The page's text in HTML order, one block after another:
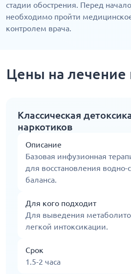
стадии обострения. Перед
необходимо пройти
контролем врача.
Цены на лечение
Классическая
наркотиков
Описание
Базовая инфузионная
для восстановления водно-
баланса.
Для кого подходит
Для выведения
легкой интоксикации.
Срок
1.5-2 часа